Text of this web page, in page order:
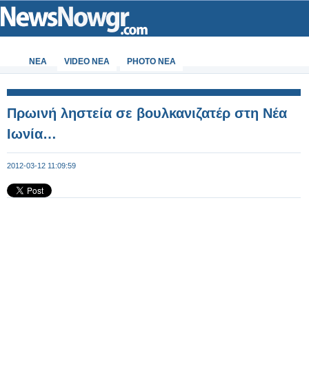
ΝΕΑ VIDEO NEA PHOTO NEA
Πρωινή ληστεία σε βουλκανιζατέρ στη Νέα
Ιωνία…
2012-03-12 11:09:59